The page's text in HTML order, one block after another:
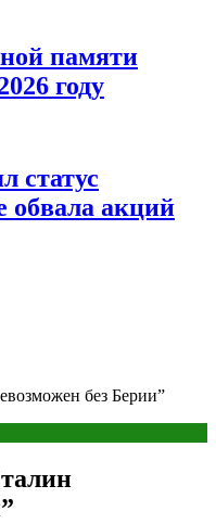
памяти
году
статус
обвала акций
без Берии”